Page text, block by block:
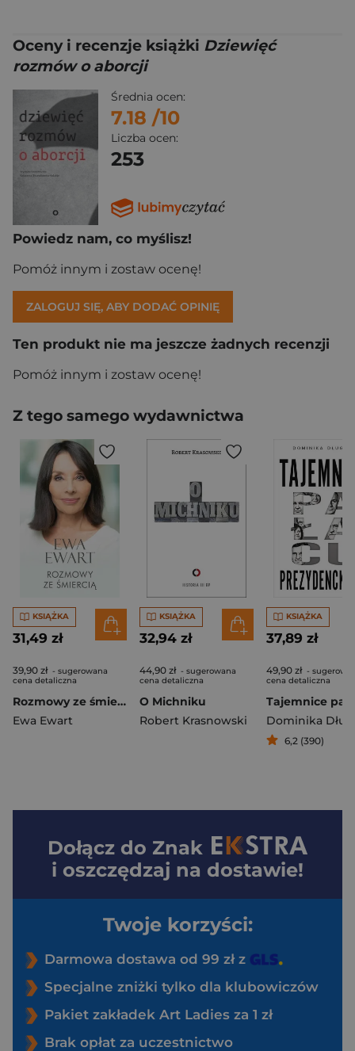
Oceny i recenzje książki Dziewięć
rozmów o aborcji
Średnia ocen:
7.18 /10
Liczba ocen:
253
Powiedz nam, co myślisz!
Pomóż innym i zostaw ocenę!
ZALOGUJ SIĘ, ABY DODAĆ OPINIĘ
Ten produkt nie ma jeszcze żadnych recenzji
Pomóż innym i zostaw ocenę!
Z tego samego wydawnictwa
KSIĄŻKA
31,49 zł
39,90 zł - sugerowana
cena detaliczna
Rozmowy ze śmiercią
Ewa Ewart
KSIĄŻKA
32,94 zł
44,90 zł - sugerowana
cena detaliczna
O Michniku
Robert Krasnowski
KSIĄŻKA
37,89 zł
49,90 zł -
cena detaliczna
Dominika
6,2 (390)
Dołącz do Znak
i oszczędzaj na dostawie!
Twoje korzyści:
Darmowa dostawa od 99 zł z
Specjalne zniżki tylko dla klubowiczów
Pakiet zakładek Art Ladies za 1 zł
Brak opłat za uczestnictwo